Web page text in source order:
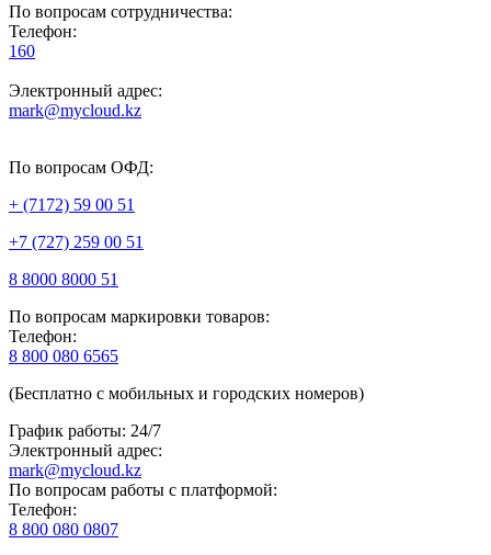
По вопросам сотрудничества:
Телефон:
160
Электронный адрес:
mark@mycloud.kz
По вопросам ОФД:
+ (7172) 59 00 51
+7 (727) 259 00 51
8 8000 8000 51
По вопросам маркировки товаров:
Телефон:
8 800 080 6565
(Бесплатно с мобильных и городских номеров)
График работы: 24/7
Электронный адрес:
mark@mycloud.kz
По вопросам работы с платформой:
Телефон:
8 800 080 0807